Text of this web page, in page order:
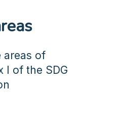
areas of
I of the SDG